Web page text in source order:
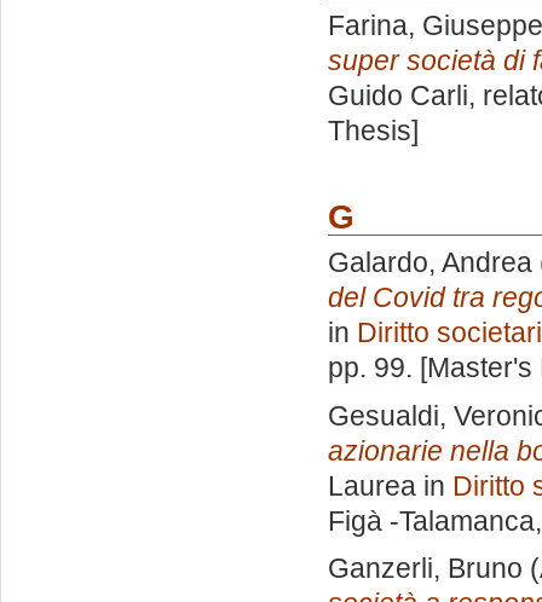
Farina, Giuseppe
super società di
Guido Carli,
Thesis]
G
Galardo, Andrea
del Covid tra
in Diritto
pp. 99.
Gesualdi,
azionarie nella
Laurea in Diritto
Figà -Talamanca
Ganzerli, Bruno